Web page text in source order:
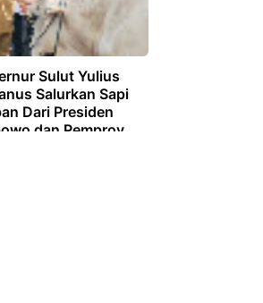
Sulut Yulius
Salurkan Sapi
Dari Presiden
dan Pemprov